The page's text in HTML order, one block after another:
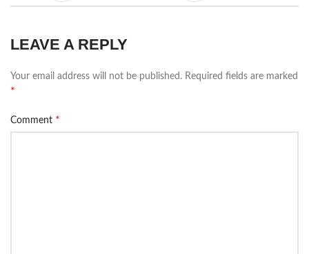
LEAVE A REPLY
Your email address will not be published. Required fields are marked
*
Comment *